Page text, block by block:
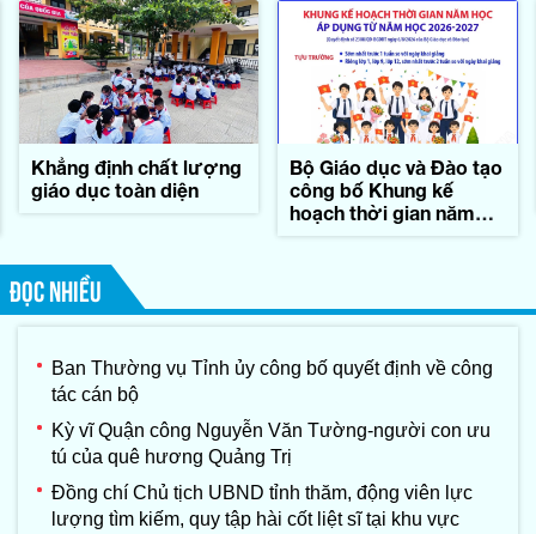
Khẳng định chất lượng
giáo dục toàn diện
Bộ Giáo dục và Đào tạo
công bố Khung kế
hoạch thời gian năm
ĐỌC NHIỀU
Ban Thường vụ Tỉnh ủy công bố quyết định về công
tác cán bộ
Kỳ vĩ Quận công Nguyễn Văn Tường-người con ưu
tú của quê hương Quảng Trị
Đồng chí Chủ tịch UBND tỉnh thăm, động viên lực
lượng tìm kiếm, quy tập hài cốt liệt sĩ tại khu vực